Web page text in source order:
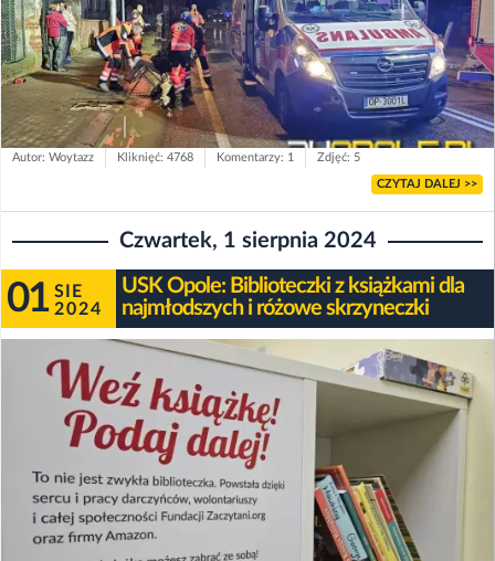
Autor: Woytazz Kliknięć: 4768 Komentarzy: 1 Zdjęć: 5
CZYTAJ DALEJ >>
Czwartek, 1 sierpnia 2024
01 SIE
2024
USK Opole: Biblioteczki z książkami dla
najmłodszych i różowe skrzyneczki